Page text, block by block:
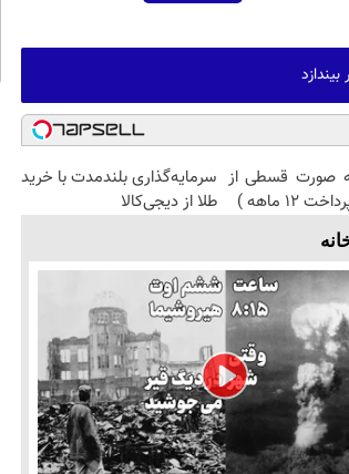
صورت قسطی از
12 ماهه )
سرمایه‌گذاری بلندمدت با خرید
طلا از دیجی‌کالا